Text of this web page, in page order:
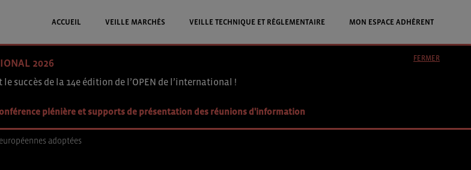
ACCUEIL VEILLE MARCHÉS VEILLE TECHNIQUE ET RÉGLEMENTAIRE MON ESPACE ADHÉRENT
2026
succès de la 14e édition de l’OPEN de l’international !
plénière et supports de présentation des réunions d'information
FERMER
adoptées